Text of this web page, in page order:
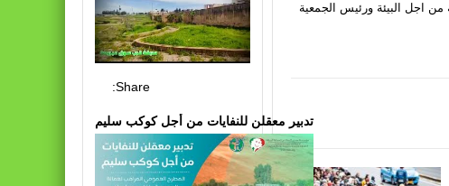
من اجل البيئة ورئيس الجمعية
Share:
تدبير معقلن للنفايات من أجل كوكب سليم